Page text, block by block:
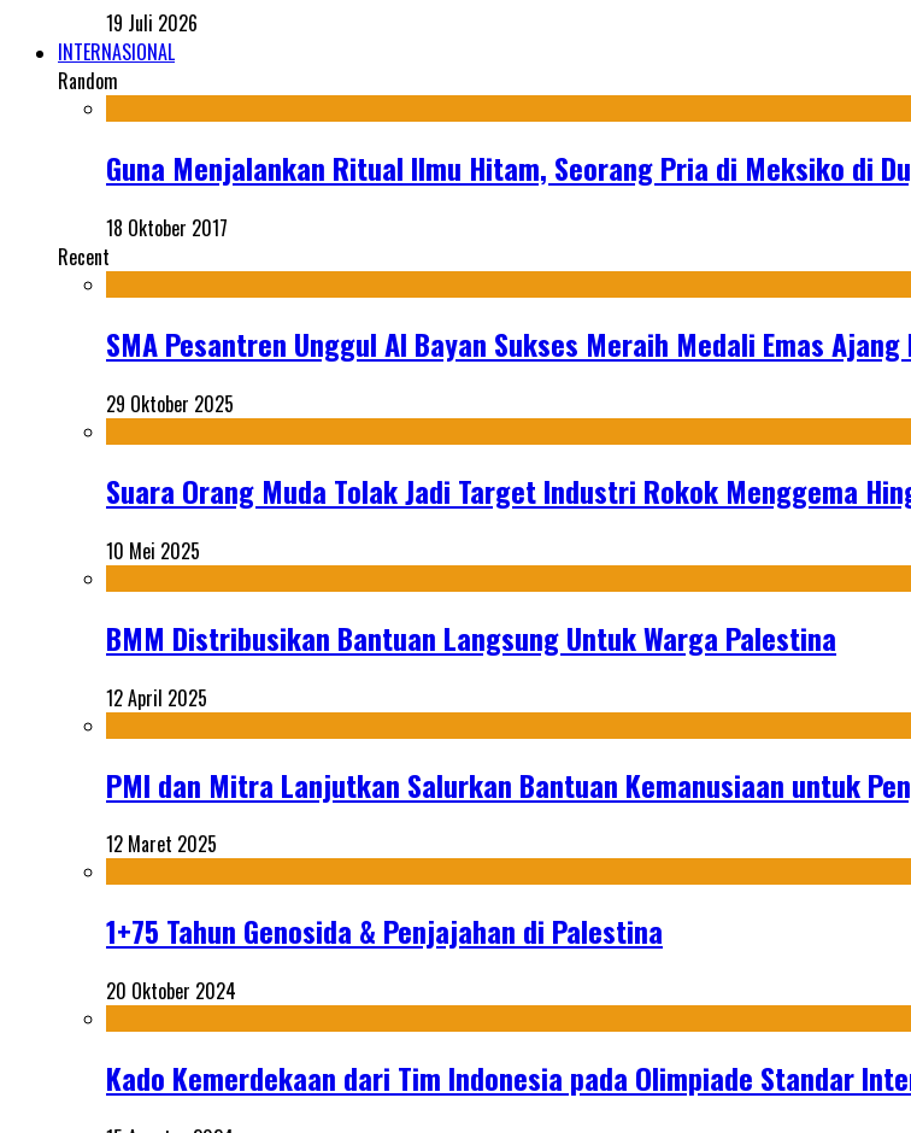
19 Juli 2026
INTERNASIONAL
Random
Guna Menjalankan Ritual Ilmu Hitam, Seorang Pria di Meksiko di
18 Oktober 2017
Recent
SMA Pesantren Unggul Al Bayan Sukses Meraih Medali Emas
29 Oktober 2025
Suara Orang Muda Tolak Jadi Target Industri Rokok Menggema
10 Mei 2025
BMM Distribusikan Bantuan Langsung Untuk Warga Palestina
12 April 2025
PMI dan Mitra Lanjutkan Salurkan Bantuan Kemanusiaan untuk
12 Maret 2025
1+75 Tahun Genosida & Penjajahan di Palestina
20 Oktober 2024
Kado Kemerdekaan dari Tim Indonesia pada Olimpiade Standar